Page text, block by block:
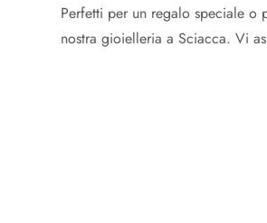
Perfetti per un regalo speciale
nostra gioielleria a Sciacca. Vi